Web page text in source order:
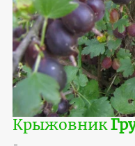
Крыжовник